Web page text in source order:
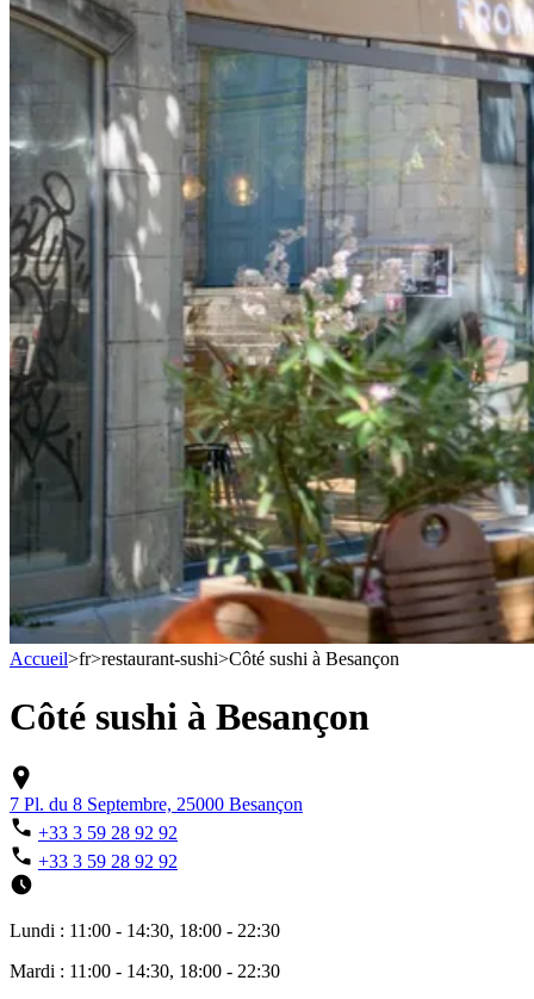
Accueil>fr>restaurant-sushi>Côté sushi à Besançon
Côté sushi à Besançon
7 Pl. du 8 Septembre, 25000 Besançon
+33 3 59 28 92 92
+33 3 59 28 92 92
Lundi : 11:00 - 14:30, 18:00 - 22:30
Mardi : 11:00 - 14:30, 18:00 - 22:30